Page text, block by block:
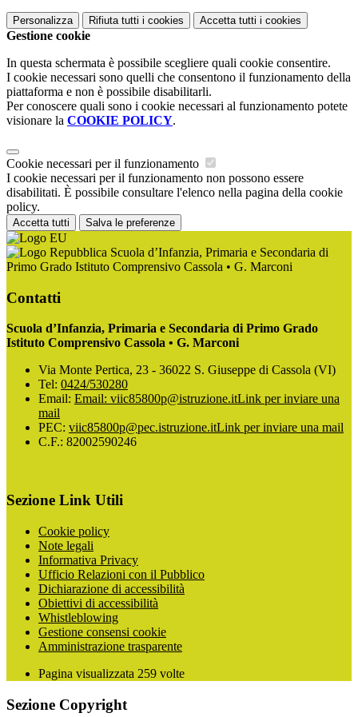
Personalizza Rifiuta tutti i cookies Accetta tutti i cookies
Gestione cookie
In questa schermata è possibile scegliere quali cookie consentire.
I cookie necessari sono quelli che consentono il funzionamento della
piattaforma e non è possibile disabilitarli.
Per conoscere quali sono i cookie necessari al funzionamento potete
visionare la COOKIE POLICY.
Cookie necessari per il funzionamento
I cookie necessari per il funzionamento non possono essere
disabilitati. È possibile consultare l'elenco nella pagina della cookie
policy.
Accetta tutti Salva le preferenze
Scuola d’Infanzia, Primaria e Secondaria di
Primo Grado Istituto Comprensivo Cassola • G. Marconi
Contatti
Scuola d’Infanzia, Primaria e Secondaria di Primo Grado
Istituto Comprensivo Cassola • G. Marconi
Via Monte Pertica, 23 - 36022 S. Giuseppe di Cassola (VI)
Tel: 0424/530280
Email: Email: viic85800p@istruzione.itLink per inviare una
mail
PEC: viic85800p@pec.istruzione.itLink per inviare una mail
C.F.: 82002590246
Sezione Link Utili
Cookie policy
Note legali
Informativa Privacy
Ufficio Relazioni con il Pubblico
Dichiarazione di accessibilità
Obiettivi di accessibilità
Whistleblowing
Gestione consensi cookie
Amministrazione trasparente
Pagina visualizzata 259 volte
Sezione Copyright